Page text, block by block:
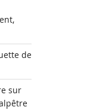
de
sur